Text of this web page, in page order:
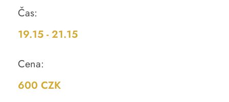
Čas:
19.15 - 21.15
Cena:
600 CZK